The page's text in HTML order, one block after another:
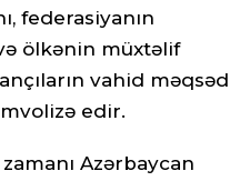
federasiyanın
ölkənin müxtəlif
vahid məqsəd
edir.
Azərbaycan